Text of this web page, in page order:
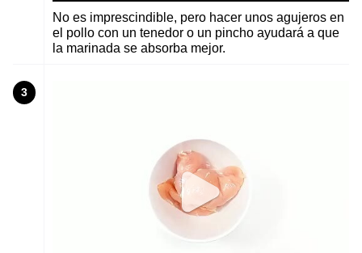
No es imprescindible, pero hacer unos agujeros en
el pollo con un tenedor o un pincho ayudará a que
la marinada se absorba mejor.
3